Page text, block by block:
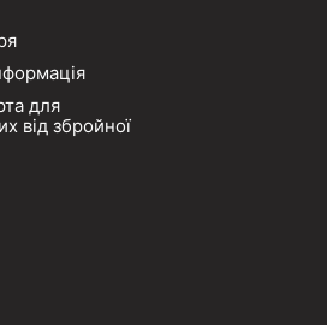
для
від збройної